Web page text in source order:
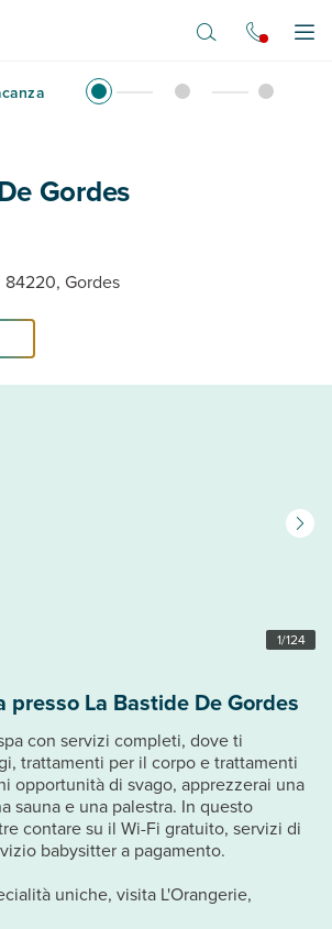
Gordes
84220, Gordes
1/124
presso La Bastide De Gordes
con servizi completi, dove ti
trattamenti per il corpo e trattamenti
opportunità di svago, apprezzerai una
sauna e una palestra. In questo
contare su il Wi-Fi gratuito, servizi di
babysitter a pagamento.
uniche, visita L'Orangerie,